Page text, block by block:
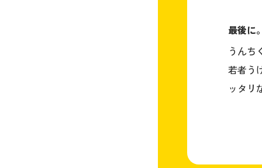
最後に
うんち
若者う
ッタリ